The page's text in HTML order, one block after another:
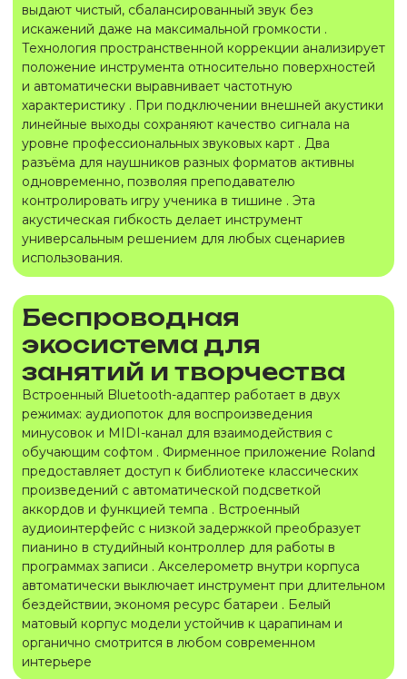
выдают чистый, сбалансированный звук без
искажений даже на максимальной громкости .
Технология пространственной коррекции анализирует
положение инструмента относительно поверхностей
и автоматически выравнивает частотную
характеристику . При подключении внешней акустики
линейные выходы сохраняют качество сигнала на
уровне профессиональных звуковых карт . Два
разъёма для наушников разных форматов активны
одновременно, позволяя преподавателю
контролировать игру ученика в тишине . Эта
акустическая гибкость делает инструмент
универсальным решением для любых сценариев
использования.
Беспроводная
экосистема для
занятий и творчества
Встроенный Bluetooth-адаптер работает в двух
режимах: аудиопоток для воспроизведения
минусовок и MIDI-канал для взаимодействия с
обучающим софтом . Фирменное приложение Roland
предоставляет доступ к библиотеке классических
произведений с автоматической подсветкой
аккордов и функцией темпа . Встроенный
аудиоинтерфейс с низкой задержкой преобразует
пианино в студийный контроллер для работы в
программах записи . Акселерометр внутри корпуса
автоматически выключает инструмент при длительном
бездействии, экономя ресурс батареи . Белый
матовый корпус модели устойчив к царапинам и
органично смотрится в любом современном
интерьере